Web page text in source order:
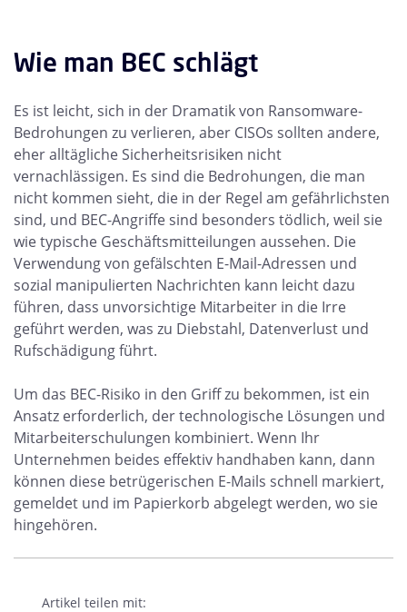
Wie man BEC schlägt
Es ist leicht, sich in der Dramatik von Ransomware-
Bedrohungen zu verlieren, aber CISOs sollten andere,
eher alltägliche Sicherheitsrisiken nicht
vernachlässigen. Es sind die Bedrohungen, die man
nicht kommen sieht, die in der Regel am gefährlichsten
sind, und BEC-Angriffe sind besonders tödlich, weil sie
wie typische Geschäftsmitteilungen aussehen. Die
Verwendung von gefälschten E-Mail-Adressen und
sozial manipulierten Nachrichten kann leicht dazu
führen, dass unvorsichtige Mitarbeiter in die Irre
geführt werden, was zu Diebstahl, Datenverlust und
Rufschädigung führt.
Um das BEC-Risiko in den Griff zu bekommen, ist ein
Ansatz erforderlich, der technologische Lösungen und
Mitarbeiterschulungen kombiniert. Wenn Ihr
Unternehmen beides effektiv handhaben kann, dann
können diese betrügerischen E-Mails schnell markiert,
gemeldet und im Papierkorb abgelegt werden, wo sie
hingehören.
Artikel teilen mit: